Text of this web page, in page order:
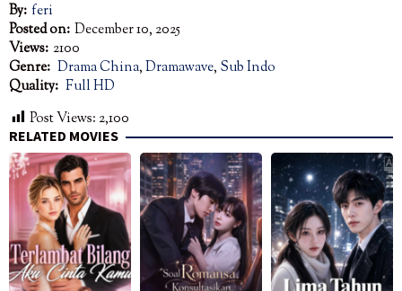
By: feri
Posted on: December 10, 2025
Views: 2100
Genre: Drama China,Dramawave, Sub Indo
Quality: Full HD
Post Views:2,100
RELATED MOVIES